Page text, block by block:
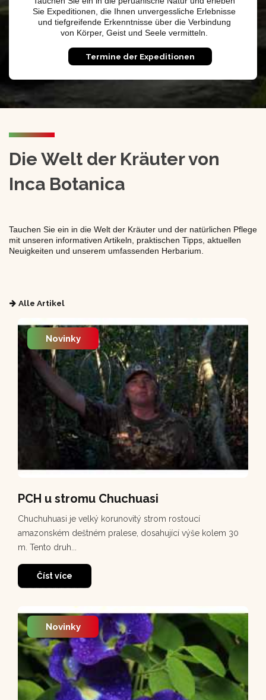
Sie Expeditionen, die Ihnen unvergessliche Erlebnisse
und tiefgreifende Erkenntnisse über die Verbindung
von Körper, Geist und Seele vermitteln.
Termine der Expeditionen
Die Welt der Kräuter von
Inca Botanica
Tauchen Sie ein in die Welt der Kräuter und der natürlichen Pflege
mit unseren informativen Artikeln, praktischen Tipps, aktuellen
Neuigkeiten und unserem umfassenden Herbarium.​
Alle Artikel
PCH u stromu Chuchuasi
Novinky
Chuchuhuasi je velký korunovitý strom rostoucí
amazonském deštném pralese, dosahující výše kolem 30
m. Tento druh...
Číst více
Novinky